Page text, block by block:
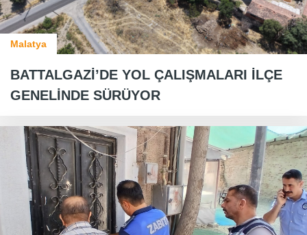
Malatya
BATTALGAZİ’DE YOL ÇALIŞMALARI İLÇE
GENELİNDE SÜRÜYOR